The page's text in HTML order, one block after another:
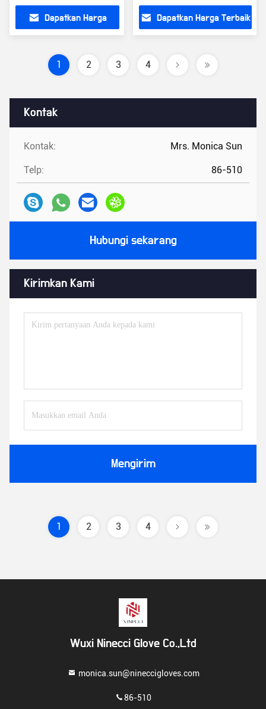
Kontak
Kontak: Mrs. Monica Sun
Telp: 86-510
Hubungi sekarang
Kirimkan Kami
Mengirim
Dozen Berat
Dapatkan Harga
Kapas Rajutan Sarung
Tangan Kain Kapas Bor
Dapatkan Harga Terbaik
1 2 3 4
1 2 3 4
Wuxi Ninecci Glove Co.,Ltd
monica.sun@nineccigloves.com
86-510